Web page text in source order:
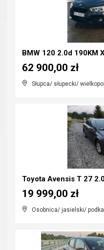
Słupca/ słupecki/
62 900,00 zł
Toyota Avensis T 27
Osobnica/ jasielski/
19 999,00 zł